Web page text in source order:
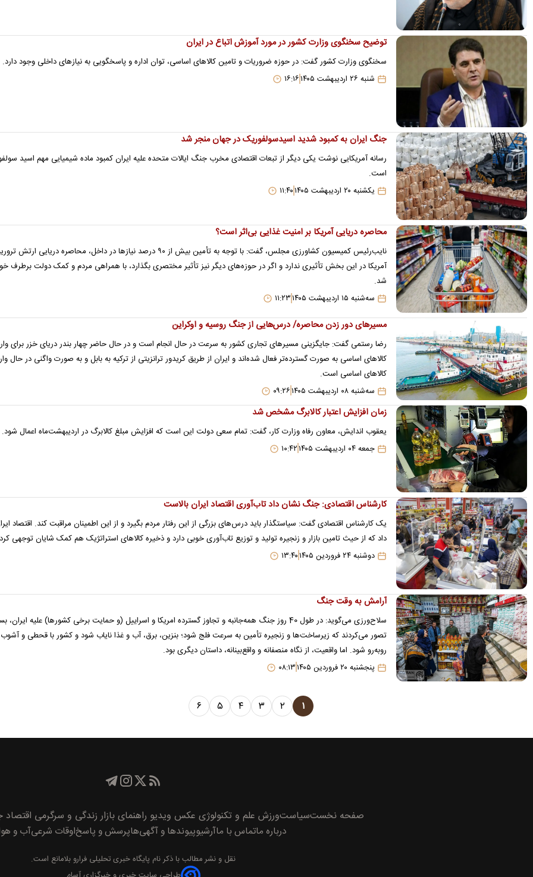
توضیح سخنگوی وزارت کشور در مورد آموزش اتباع در ایران
سخنگوی وزارت کشور گفت: در حوزه ضروریات و تامین کالاهای اساسی، توان اداره و پاسخگویی به نیازهای داخلی وجود دارد.
شنبه ۲۶ اردیبهشت ۱۴۰۵ ۱۶:۱۶
جنگ ایران به کمبود شدید اسیدسولفوریک در جهان منجر شد
رسانه آمریکایی نوشت یکی دیگر از تبعات اقتصادی مخرب جنگ‌ ایالات متحده علیه ایران کمبود ماده شیمیایی مهم اسید
است.
یکشنبه ۲۰ اردیبهشت ۱۴۰۵ ۱۱:۴۰
محاصره دریایی آمریکا بر امنیت غذایی بی‌اثر است؟
نایب‌رئیس کمیسیون کشاورزی مجلس، گفت: با توجه به تأمین بیش از ۹۰ درصد نیاز‌ها در داخل، محاصره دریایی
آمریکا در این بخش تأثیری ندارد و اگر در حوزه‌های دیگر نیز تأثیر مختصری بگذارد، با همراهی مردم و کمک دولت برطرف
شد.
سه‌شنبه ۱۵ اردیبهشت ۱۴۰۵ ۱۱:۲۳
مسیرهای دور‌ زدن محاصره/ درس‌هایی از جنگ روسیه و اوکراین
رضا رستمی گفت: جایگزینی مسیرهای تجاری کشور به سرعت در حال انجام است و در حال حاضر چهار بندر دریای خزر برای
کالاهای اساسی به صورت گسترده‌تر فعال شده‌اند و ایران از طریق کریدور ترانزیتی از ترکیه به بابل و به صورت واگنی در حال
کالاهای اساسی است.
سه‌شنبه ۰۸ اردیبهشت ۱۴۰۵ ۰۹:۲۶
زمان افزایش اعتبار کالابرگ مشخص شد
یعقوب اندایش، معاون رفاه وزارت کار، گفت: تمام سعی دولت این است که افزایش مبلغ کالابرگ در اردیبهشت‌ماه اعمال شود.
جمعه ۰۴ اردیبهشت ۱۴۰۵ ۱۰:۴۲
کارشناس اقتصادی: جنگ نشان داد تاب‌‎آوری اقتصاد ایران بالاست
یک کارشناس اقتصادی گفت: سیاستگذار باید درس‌های بزرگی از این رفتار مردم بگیرد و از این اطمینان مراقبت کند. اقتصاد
داد که از حیث تامین بازار و زنجیره تولید و توزیع تاب‌آوری خوبی دارد و ذخیره کالاهای استراتژیک هم کمک شایان توجهی
دوشنبه ۲۴ فروردین ۱۴۰۵ ۱۳:۴۰
آرامش به وقت جنگ
سلاح‌ورزی می‌گوید: در طول 40 روز جنگ همه‌جانبه و تجاوز گسترده امریکا و اسراییل (و حمایت برخی کشورها) علیه ایران،
تصور می‌کردند که زیرساخت‌ها و زنجیره تأمین به سرعت فلج شود؛ بنزین، برق، آب و غذا نایاب شود و کشور با قحطی و آشوب
روبه‌رو شود. اما واقعیت، از نگاه منصفانه و واقع‌بینانه، داستان دیگری بود.
پنجشنبه ۲۰ فروردین ۱۴۰۵ ۰۸:۱۳
۱ ۲ ۳ ۴ ۵ ۶
صفحه نخستسیاستورزش علم و تکنولوژی عکس ویدیو راهنمای بازارزندگی و سرگرمی اقتصاد
درباره ماتماس با ماآرشیوپیوند‌ها و آگهی‌هاپرسش و پاسخاوقات شرعیآب و
نقل و نشر مطالب با ذکر نام پايگاه خبری تحليلی فراروبلامانع است.